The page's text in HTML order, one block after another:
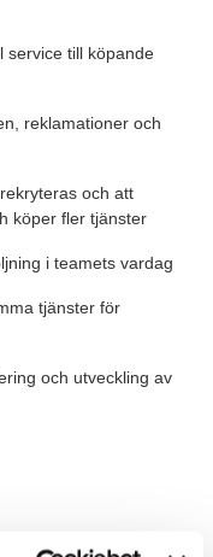
service till köpande
reklamationer och
och att
köper fler tjänster
i teamets vardag
tjänster för
och utveckling av